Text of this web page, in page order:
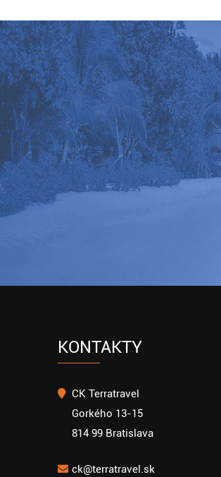
KONTAKTY
CK Terratravel
Gorkého 13-15
814 99 Bratislava
ck@terratravel.sk